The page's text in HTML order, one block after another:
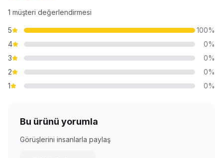
1 müşteri değerlendirmesi
5 100%
4
0%
3
0%
2
0%
1
0%
Bu ürünü yorumla
Görüşlerini insanlarla paylaş